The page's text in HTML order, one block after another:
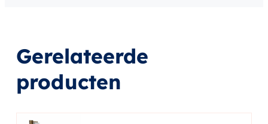
Gerelateerde
producten